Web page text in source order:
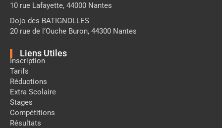
10 rue Lafayette, 44000 Nantes
Dojo des BATIGNOLLES
20 rue de l’Ouche Buron, 44300 Nantes
Liens Utiles
Inscription
Tarifs
Réductions
Extra Scolaire
Stages
Compétitions
Résultats